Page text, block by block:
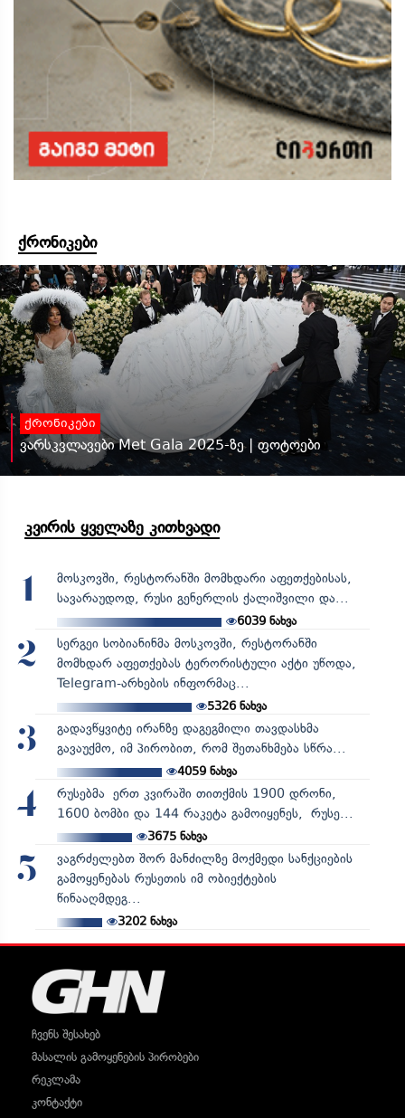
ქრონიკები
ქრონიკები
ვარსკვლავები Met Gala 2025-ზე | ფოტოები
კვირის ყველაზე კითხვადი
1
მოსკოვში, რესტორანში მომხდარი აფეთქებისას,
სავარაუდოდ, რუსი გენერლის ქალიშვილი და...
6039 ნახვა
2
სერგეი სობიანინმა მოსკოვში, რესტორანში
მომხდარ აფეთქებას ტერორისტული აქტი უწოდა,
Telegram-არხების ინფორმაც...
5326ნახვა
3
გადავწყვიტე ირანზე დაგეგმილი თავდასხმა
გავაუქმო, იმ პირობით, რომ შეთანხმება სწრა...
4059ნახვა
4
რუსებმა ერთ კვირაში თითქმის 1900 დრონი,
1600 ბომბი და 144 რაკეტა გამოიყენეს, რუსე...
3675ნახვა
5
ვაგრძელებთ შორ მანძილზე მოქმედი სანქციების
გამოყენებას რუსეთის იმ ობიექტების
წინააღმდეგ...
3202ნახვა
ჩვენს შესახებ
მასალის გამოყენების პირობები
რეკლამა
კონტაქტი